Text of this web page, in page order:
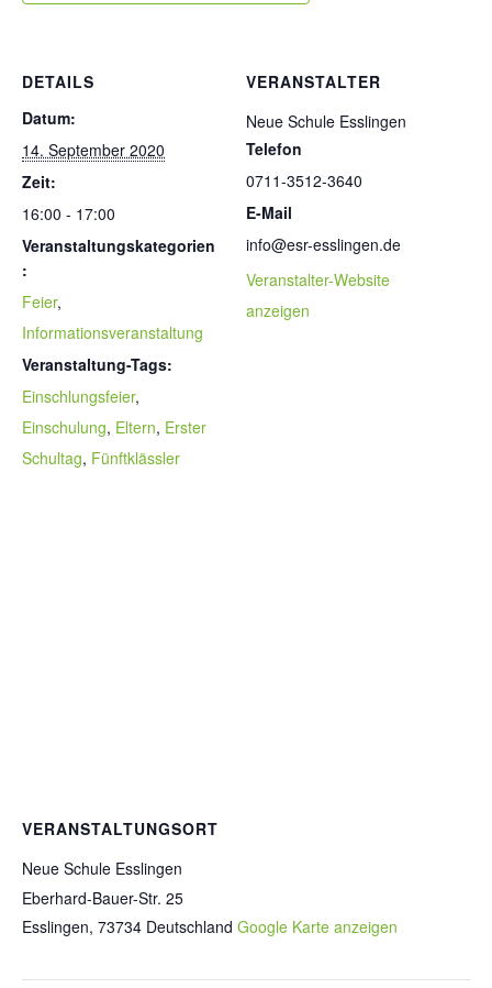
DETAILS
Datum:
14. September 2020
Zeit:
16:00 - 17:00
Veranstaltungskategorien
:
Feier,
Informationsveranstaltung
Veranstaltung-Tags:
Einschlungsfeier,
Einschulung, Eltern, Erster
Schultag, Fünftklässler
VERANSTALTER
Neue Schule Esslingen
Telefon
0711-3512-3640
E-Mail
info@esr-esslingen.de
Veranstalter-Website
anzeigen
VERANSTALTUNGSORT
Neue Schule Esslingen
Eberhard-Bauer-Str. 25
Esslingen, 73734 Deutschland Google Karte anzeigen